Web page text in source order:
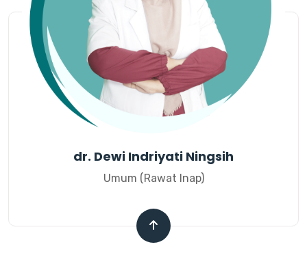
dr. Dewi Indriyati Ningsih
Umum (Rawat Inap)